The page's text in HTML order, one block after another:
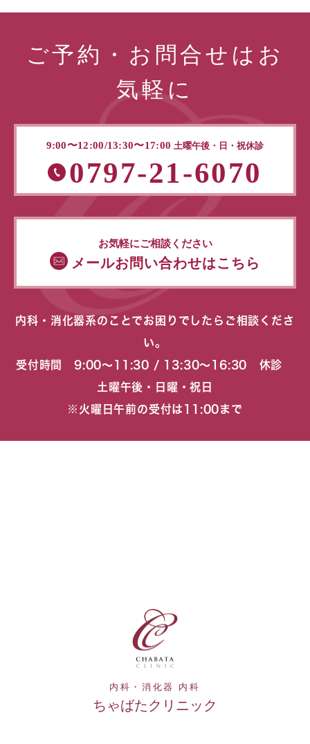
ご予約・お問合せはお
気軽に
9:00〜12:00/13:30〜17:00 土曜午後・日・祝休診
0797-21-6070
お気軽にご相談ください
メールお問い合わせはこちら
内科・消化器系のことでお困りでしたらご相談くださ
い。
受付時間 9:00〜11:30 / 13:30〜16:30 休診
土曜午後・日曜・祝日
※火曜日午前の受付は11:00まで
内科・消化器 内科
ちゃばたクリニック